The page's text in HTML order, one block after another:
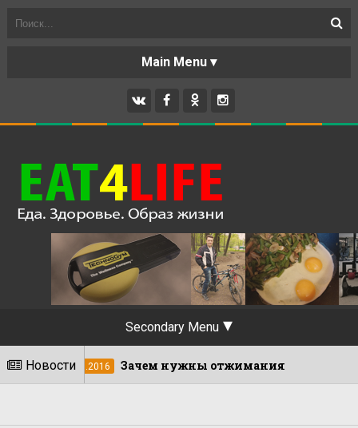
О БЛОГЕ
Secondary Menu
Новости
Зачем нужны отжимания 31.10.2019